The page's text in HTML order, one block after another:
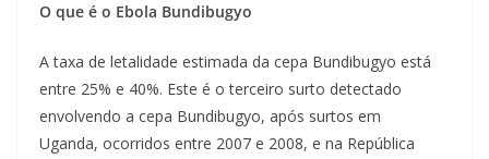
O que é o Ebola Bundibugyo
A taxa de letalidade estimada da cepa Bundibugyo está
entre 25% e 40%. Este é o terceiro surto detectado
envolvendo a cepa Bundibugyo, após surtos em
Uganda, ocorridos entre 2007 e 2008, e na República